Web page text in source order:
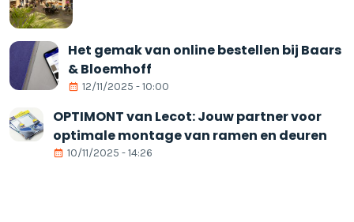
Het gemak van online bestellen bij Baars
& Bloemhoff
12/11/2025 - 10:00
OPTIMONT van Lecot: Jouw partner voor
optimale montage van ramen en deuren
10/11/2025 - 14:26